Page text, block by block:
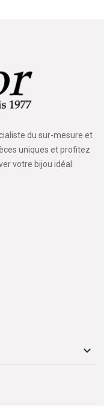
du sur-mesure et
uniques et profitez
votre bijou idéal.
